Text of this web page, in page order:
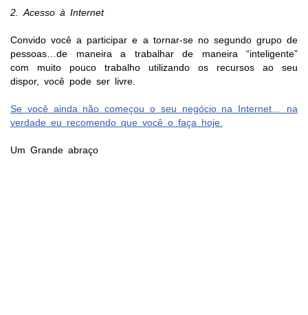
2. Acesso à Internet
Convido você a participar e a tornar-se no segundo grupo de
pessoas…de maneira a trabalhar de maneira “inteligente”
com muito pouco trabalho utilizando os recursos ao seu
dispor, você pode ser livre.
Se você ainda não começou o seu negócio na Internet… na
verdade eu recomendo que você o faça hoje.
Um Grande abraço